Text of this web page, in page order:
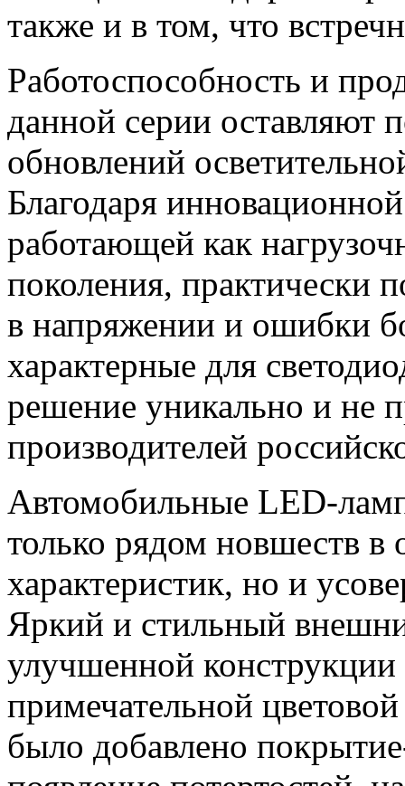
также и в том, что
Работоспособность и
данной серии оставляют
обновлений
Благодаря
работающей как
поколения, практически
в напряжении и ошибки
характерные для
решение уникально и не
производителей
Автомобильные LED-
только рядом новшеств в
характеристик, но и
Яркий и стильный
улучшенной
примечательной
было добавлено